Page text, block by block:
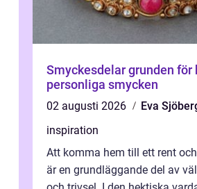
Smyckesdelar grunden för hållbara och
personliga smycken
02 augusti 2026
Eva
inspiration
Att komma hem till ett rent
är en grundläggande del av